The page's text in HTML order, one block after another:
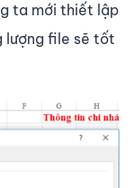
ta mới thiết lập
lượng file sẽ tốt